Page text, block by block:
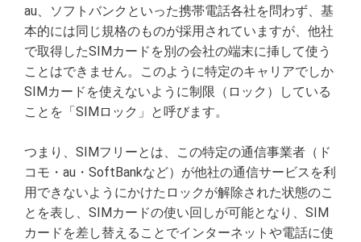
au、ソフトバンクといった携帯電話各社を問わず、基
本的には同じ規格のものが採用されていますが、他社
で取得したSIMカードを別の会社の端末に挿して使う
ことはできません。このように特定のキャリアでしか
SIMカードを使えないように制限（ロック）している
ことを「SIMロック」と呼びます。
つまり、SIMフリーとは、この特定の通信事業者（ド
コモ・au・SoftBankなど）が他社の通信サービスを利
用できないようにかけたロックが解除された状態のこ
とを表し、SIMカードの使い回しが可能となり、SIM
カードを差し替えることでインターネットや電話に使